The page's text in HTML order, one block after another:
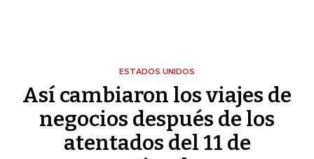
ESTADOS UNIDOS
Así cambiaron los viajes de
negocios después de los
atentados del 11 de